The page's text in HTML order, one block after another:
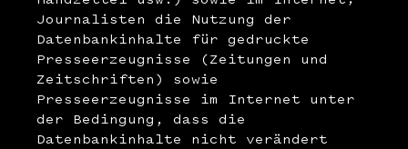
Journalisten die Nutzung der
Datenbankinhalte für gedruckte
Presseerzeugnisse (Zeitungen und
Zeitschriften) sowie
Presseerzeugnisse im Internet unter
der Bedingung, dass die
Datenbankinhalte nicht verändert